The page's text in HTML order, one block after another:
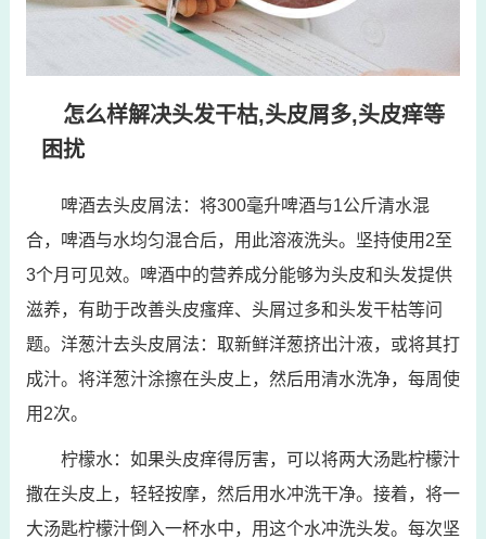
怎么样解决头发干枯,头皮屑多,头皮痒等
困扰
啤酒去头皮屑法：将300毫升啤酒与1公斤清水混
合，啤酒与水均匀混合后，用此溶液洗头。坚持使用2至
3个月可见效。啤酒中的营养成分能够为头皮和头发提供
滋养，有助于改善头皮瘙痒、头屑过多和头发干枯等问
题。洋葱汁去头皮屑法：取新鲜洋葱挤出汁液，或将其打
成汁。将洋葱汁涂擦在头皮上，然后用清水洗净，每周使
用2次。
柠檬水：如果头皮痒得厉害，可以将两大汤匙柠檬汁
撒在头皮上，轻轻按摩，然后用水冲洗干净。接着，将一
大汤匙柠檬汁倒入一杯水中，用这个水冲洗头发。每次坚